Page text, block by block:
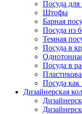
Посуда для
Штофы
Барная
Посуда из
Темная
Посуда в
Посуда в
Посуда
Дизайнерская